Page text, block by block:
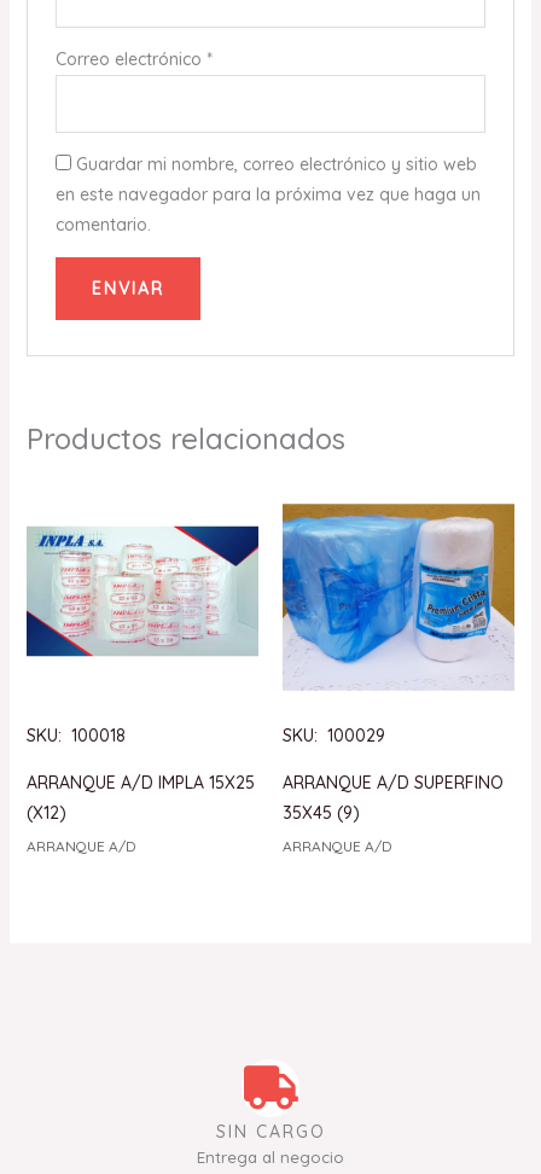
Correo electrónico *
Guardar mi nombre, correo electrónico y sitio web
en este navegador para la próxima vez que haga un
comentario.
Productos relacionados
SKU: 100018
ARRANQUE A/D IMPLA 15X25
(X12)
ARRANQUE A/D
SKU: 100029
ARRANQUE A/D SUPERFINO
35X45 (9)
ARRANQUE A/D
SIN CARGO
Entrega al negocio